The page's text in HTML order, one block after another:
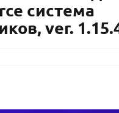
система
ver.